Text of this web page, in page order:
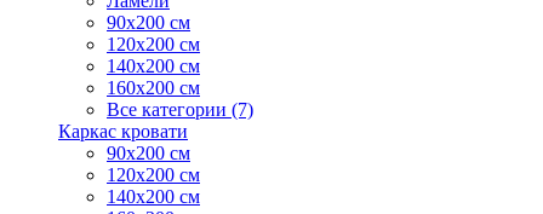
90х200 см
120х200 см
140х200 см
160х200 см
Все категории (7)
Каркас кровати
90х200 см
120х200 см
140х200 см